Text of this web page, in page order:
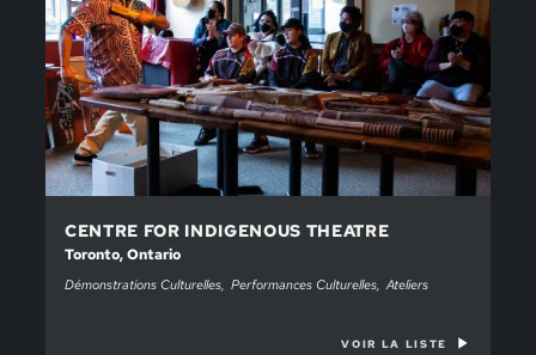
CENTRE FOR INDIGENOUS THEATRE
Toronto, Ontario
Démonstrations Culturelles Performances Culturelles Ateliers
VOIR LA LISTE